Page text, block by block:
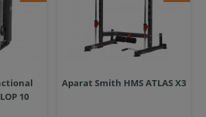
10
Aparat Smith HMS ATLAS X3